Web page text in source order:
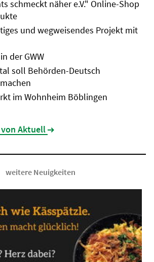
schmeckt näher e.V." Online-Shop
und wegweisendes Projekt mit
der GWW
soll Behörden-Deutsch
im Wohnheim Böblingen
öffnet sich in neuem Tab)
Aktuell
weitere Neuigkeiten